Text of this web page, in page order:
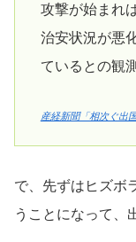
攻撃が始まれ
治安状況が悪
ているとの観
産経新聞「相次ぐ出
で、先ずはヒズボ
うことになって、